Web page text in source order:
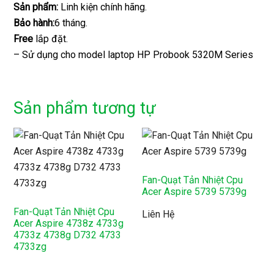
Sản phẩm: Linh kiện chính hãng.
Bảo hành:6 tháng.
Free lắp đặt.
– Sử dụng cho model laptop HP Probook 5320M Series
Sản phẩm tương tự
Fan-Quạt Tản Nhiệt Cpu
Acer Aspire 4738z 4733g
4733z 4738g D732 4733
4733zg
Fan-Quạt Tản Nhiệt Cpu
Acer Aspire 5739 5739g
Liên Hệ